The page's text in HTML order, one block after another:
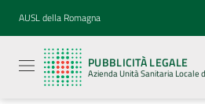
Vai al contenuto
Vai alla navigazione
Vai al footer
AUSL della Romagna
PUBBLICITÀ LEGALE
Azienda Unità Sanitaria Locale
legale
Azienda
Unità